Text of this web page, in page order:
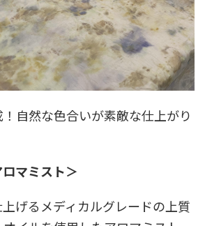
自然な色合いが素敵な仕上がり
マミスト＞
げるメディカルグレードの上質